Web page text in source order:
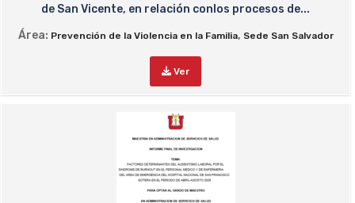
de San Vicente, en relación conlos procesos de...
Área: Prevención de la Violencia en la Familia, Sede San Salvador
Ver